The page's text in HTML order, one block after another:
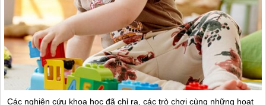
Các nghiên cứu khoa học đã chỉ ra, các trò chơi cùng những hoạt